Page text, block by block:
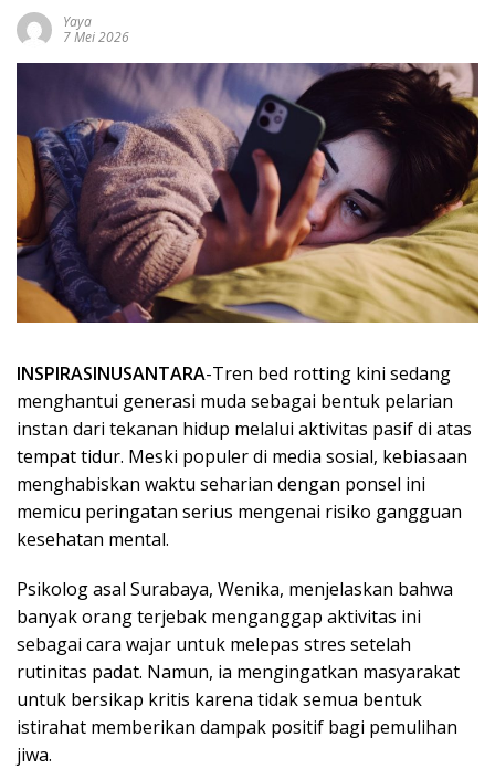
Yaya
7 Mei 2026
INSPIRASINUSANTARA-Tren bed rotting kini sedang
menghantui generasi muda sebagai bentuk pelarian
instan dari tekanan hidup melalui aktivitas pasif di atas
tempat tidur. Meski populer di media sosial, kebiasaan
menghabiskan waktu seharian dengan ponsel ini
memicu peringatan serius mengenai risiko gangguan
kesehatan mental.
Psikolog asal Surabaya, Wenika, menjelaskan bahwa
banyak orang terjebak menganggap aktivitas ini
sebagai cara wajar untuk melepas stres setelah
rutinitas padat. Namun, ia mengingatkan masyarakat
untuk bersikap kritis karena tidak semua bentuk
istirahat memberikan dampak positif bagi pemulihan
jiwa.